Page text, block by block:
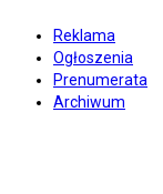
Reklama
Ogłoszenia
Prenumerata
Archiwum